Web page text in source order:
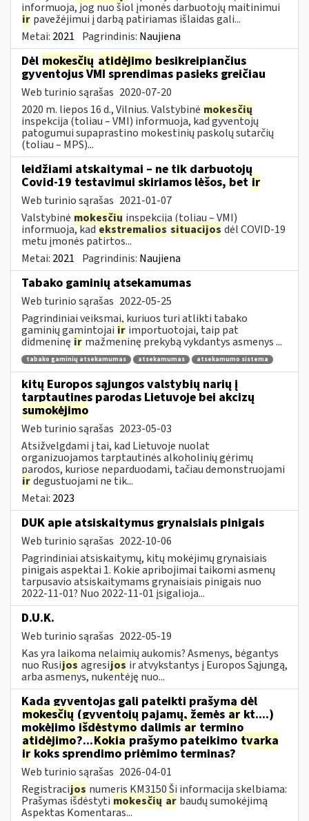
informuoja, jog nuo šiol įmonės darbuotojų maitinimui
ir pavežėjimui į darbą patiriamas išlaidas gali...
Metai: 2021 Pagrindinis: Naujiena
Dėl mokesčių atidėjimo besikreipiančius
gyventojus VMI sprendimas pasieks greičiau
Web turinio sąrašas 2020-07-20
2020 m. liepos 16 d., Vilnius. Valstybinė mokesčių
inspekcija (toliau – VMI) informuoja, kad gyventojų
patogumui supaprastino mokestinių paskolų sutarčių
(toliau – MPS)...
leidžiami atskaitymai – ne tik darbuotojų
Covid-19 testavimui skiriamos lėšos, bet ir
Web turinio sąrašas 2021-01-07
Valstybinė mokesčių inspekcija (toliau – VMI)
informuoja, kadekstremalios situacijos dėl COVID-19
metu įmonės patirtos...
Metai: 2021 Pagrindinis: Naujiena
Tabako gaminių atsekamumas
Web turinio sąrašas 2022-05-25
Pagrindiniai veiksmai, kuriuos turi atlikti tabako
gaminių gamintojai ir importuotojai, taip pat
didmeninę ir mažmeninę prekybą vykdantys asmenys ...
tabako gaminių atsekamumas atsekamumas atsekamumo sistema
kitų Europos sąjungos valstybių narių į
tarptautines parodas Lietuvoje bei akcizų
sumokėjimo
Web turinio sąrašas 2023-05-03
Atsižvelgdami į tai, kad Lietuvoje nuolat
organizuojamos tarptautinės alkoholinių gėrimų
parodos, kuriose neparduodami, tačiau demonstruojami
irdegustuojami ne tik...
Metai: 2023
DUK apie atsiskaitymus grynaisiais pinigais
Web turinio sąrašas 2022-10-06
Pagrindiniai atsiskaitymų, kitų mokėjimų grynaisiais
pinigais aspektai 1. Kokie apribojimai taikomi asmenų
tarpusavio atsiskaitymams grynaisiais pinigais nuo
2022-11-01? Nuo 2022-11-01 įsigalioja...
D.U.K.
Web turinio sąrašas 2022-05-19
Kas yra laikoma nelaimių aukomis? Asmenys, bėgantys
nuo Rusijos agresijos ir atvykstantys į Europos Sąjungą,
arba asmenys, nukentėję nuo...
Kada gyventojas gali pateikti prašymą dėl
mokesčių (gyventojų pajamų, žemės ar kt....)
mokėjimo išdėstymo dalimis ar termino
atidėjimo?...Kokiaprašymo pateikimo tvarka
irkoks sprendimo priėmimo terminas?
Web turinio sąrašas 2026-04-01
Registracijos numeris KM3150 Ši informacija skelbiama:
Prašymas išdėstyti mokesčių ar baudų sumokėjimą
Aspektas Komentaras...